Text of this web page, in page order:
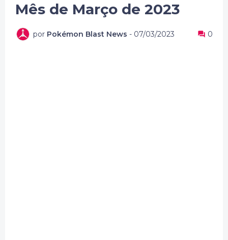
Mês de Março de 2023
por Pokémon Blast News - 07/03/2023 0